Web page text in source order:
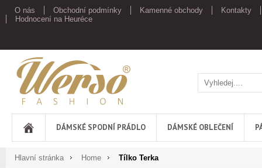
O nás Obchodní podmínky Kamenné obchody
Kontakty
Hodnocení na Heuréce
Werso
DÁMSKÉ SPODNÍ PRÁDLO DÁMSKÉ OBLEČENÍ
Hlavní stránka Home Tílko Terka